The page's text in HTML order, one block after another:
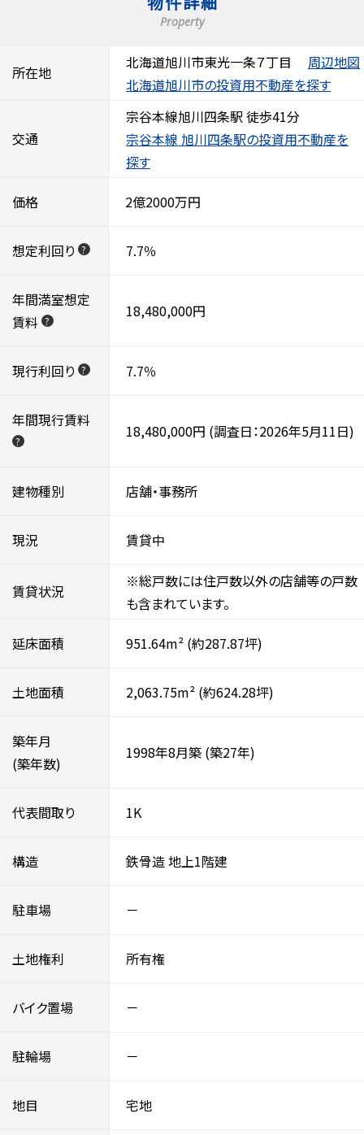
Property
所在地
北海道旭川市東光一条７丁目
周辺地図
北海道旭川市の投資用不動産を探す
交通
宗谷本線旭川四条駅 徒歩41分
宗谷本線 旭川四条駅の投資用不動産を
探す
価格 2億2000万円
想定利回り ? 7.7％
年間満室想定
賃料 ? 18,480,000円
現行利回り ? 7.7％
年間現行賃料
? 18,480,000円 (調査日：2026年5月11日)
建物種別 店舗・事務所
現況 賃貸中
賃貸状況
※総戸数には住戸数以外の店舗等の戸数
も含まれています。
延床面積 951.64m² (約287.87坪)
土地面積 2,063.75m² (約624.28坪)
築年月
(築年数)
1998年8月築 (築27年)
代表間取り 1K
構造 鉄骨造地上1階建
駐車場 －
土地権利 所有権
バイク置場 －
駐輪場 －
地目 宅地